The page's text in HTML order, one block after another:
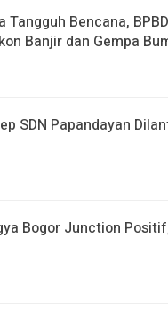
Tangguh Bencana,
Banjir dan Gempa
SDN Papandayan
Bogor Junction